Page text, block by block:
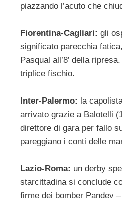
piazzando l’acuto che
Fiorentina-Cagliari: gli
significato parecchia
Pasqual all’8′ della
triplice fischio.
Inter-Palermo: la
arrivato grazie a Balotelli
direttore di gara per fallo
pareggiano i conti delle
Lazio-Roma: un derby
starcittadina si conclude
firme dei bomber Pandev